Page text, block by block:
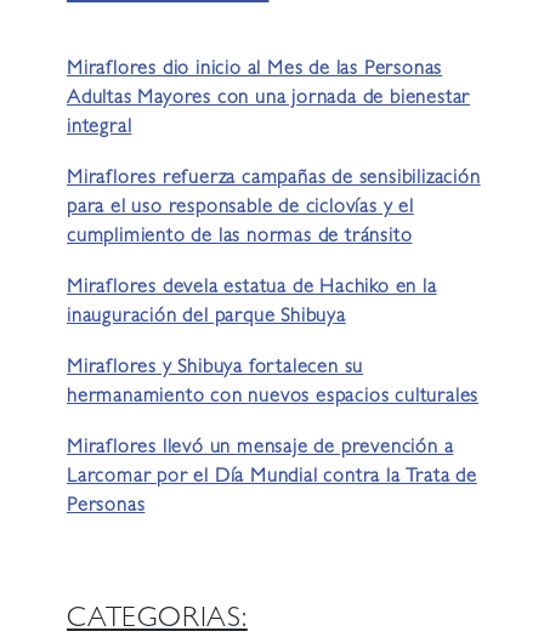
Miraflores dio inicio al Mes de las Personas
Adultas Mayores con una jornada de bienestar
integral
Miraflores refuerza campañas de sensibilización
para el uso responsable de ciclovías y el
cumplimiento de las normas de tránsito
Miraflores devela estatua de Hachiko en la
inauguración del parque Shibuya
Miraflores y Shibuya fortalecen su
hermanamiento con nuevos espacios culturales
Miraflores llevó un mensaje de prevención a
Larcomar por el Día Mundial contra la Trata de
Personas
CATEGORIAS: